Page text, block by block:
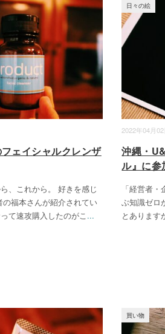
フェイシャルクレンザ
、これから。 好きを感じ
福本さんが紹介されてい
て速攻購入したのがこ ...
2022年04月02
日々の絵
沖縄・
ル』に参
「経営者
ぶ知識ゼロ
とあります
買い物